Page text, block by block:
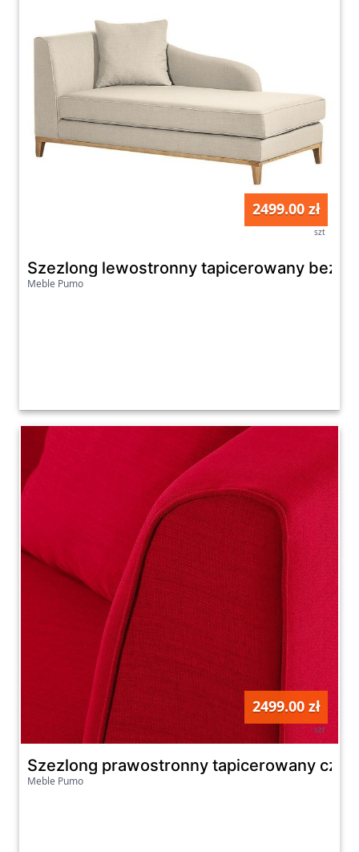
2499.00 zł
szt
Szezlong lewostronny tapicerowany
Meble Pumo
2499.00 zł
szt
Szezlong prawostronny tapicerowany
Meble Pumo